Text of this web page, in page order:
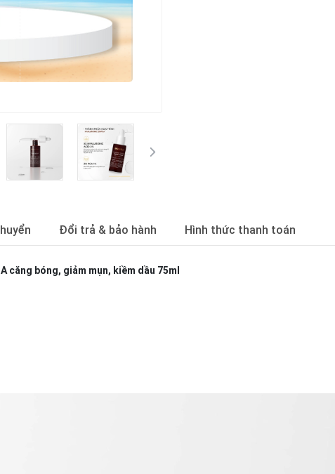
Đổi trả & bảo hành Hình thức thanh toán
căng bóng, giảm mụn, kiềm dầu 75ml